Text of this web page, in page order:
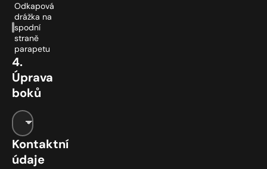
Odkapová
drážka na
spodní
straně
parapetu
4.
Úprava
boků
Kontaktní
údaje